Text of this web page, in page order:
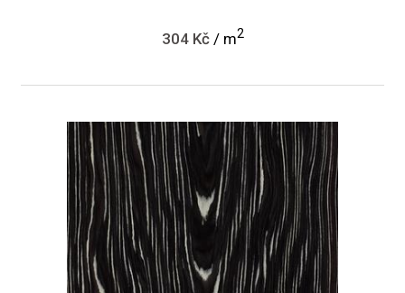
304 Kč/ m2